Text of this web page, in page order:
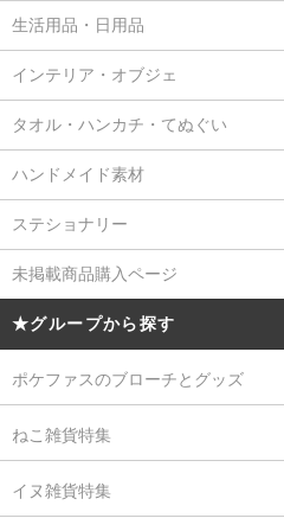
生活用品・日用品
インテリア・オブジェ
タオル・ハンカチ・てぬぐい
ハンドメイド素材
ステショナリー
未掲載商品購入ページ
★グループから探す
ポケファスのブローチとグッズ
ねこ雑貨特集
イヌ雑貨特集